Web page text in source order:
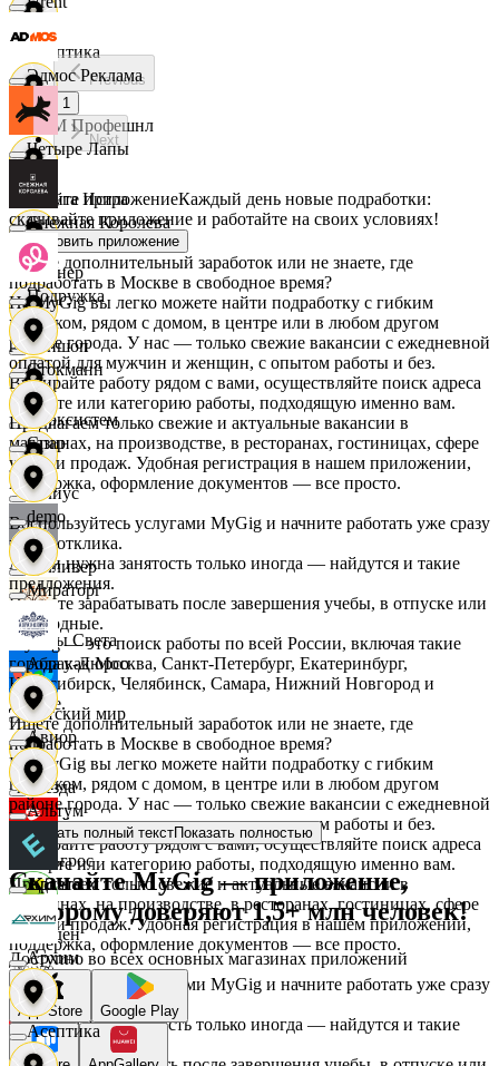
Асептика
АСМ Профешнл
Белуга Истра
Вайнер
Ваншоп
Ворксистем
Гелиус
Гулливер
Дары Света
Детский мир
Звезда
Зельгрос
Зенден
Инканто
Эдмос Реклама
Четыре Лапы
Снежная Королева
Подружка
Стокманн
Cпар
demo
Мираторг
Абрау-Дюрсо
Авиор
Альтум
Аркета
Архим
Асептика
Previous
1
Next
Скачайте приложениеКаждый день новые подработки:
скачивайте приложение и работайте на своих условиях!
Установить приложение
Ищете дополнительный заработок или не знаете, где
подработать в Москве в свободное время?
На MyGig вы легко можете найти подработку с гибким
графиком, рядом с домом, в центре или в любом другом
районе города. У нас — только свежие вакансии с ежедневной
оплатой для мужчин и женщин, с опытом работы и без.
Выбирайте работу рядом с вами, осуществляйте поиск адреса
на карте или категорию работы, подходящую именно вам.
Предлагаем только свежие и актуальные вакансии в
магазинах, на производстве, в ресторанах, гостиницах, сфере
услуг и продаж. Удобная регистрация в нашем приложении,
поддержка, оформление документов — все просто.
Воспользуйтесь услугами MyGig и начните работать уже сразу
после отклика.
А если нужна занятость только иногда — найдутся и такие
предложения.
Начните зарабатывать после завершения учебы, в отпуске или
в выходные.
MyGig — это поиск работы по всей России, включая такие
города как Москва, Санкт-Петербург, Екатеринбург,
Новосибирск, Челябинск, Самара, Нижний Новгород и
другие.
Ищете дополнительный заработок или не знаете, где
подработать в Москве в свободное время?
На MyGig вы легко можете найти подработку с гибким
графиком, рядом с домом, в центре или в любом другом
районе города. У нас — только свежие вакансии с ежедневной
оплатой для мужчин и женщин, с опытом работы и без.
Выбирайте работу рядом с вами, осуществляйте поиск адреса
на карте или категорию работы, подходящую именно вам.
Предлагаем только свежие и актуальные вакансии в
магазинах, на производстве, в ресторанах, гостиницах, сфере
услуг и продаж. Удобная регистрация в нашем приложении,
поддержка, оформление документов — все просто.
Воспользуйтесь услугами MyGig и начните работать уже сразу
после отклика.
А если нужна занятость только иногда — найдутся и такие
предложения.
Показать полный текстПоказать полностью
Скачайте MyGig — приложение,
которому доверяют 1,5+ млн человек!
Доступно во всех основных магазинах приложений
App Store Google Play